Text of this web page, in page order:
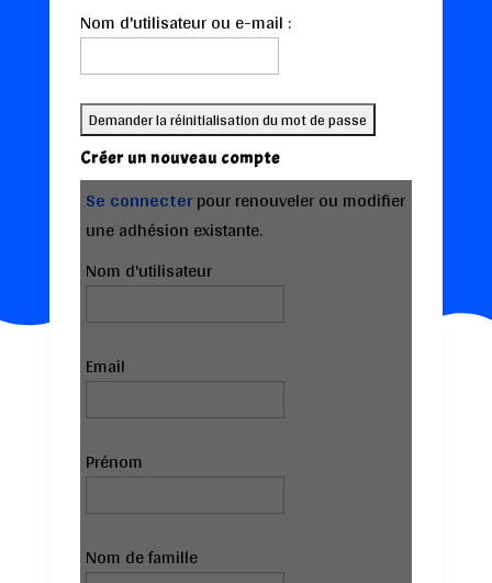
Nom d'utilisateur ou e-mail :
Créer un nouveau compte
Se connecterpour renouveler ou modifier
une adhésion existante.
Nom d'utilisateur
Email
Prénom
Nom de famille